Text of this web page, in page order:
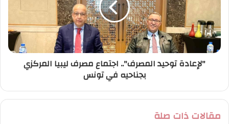
"لإعادة توحيد المصرف".. اجتماع مصرف ليبيا المركزي
بجناحيه في تونس
مقالات ذات صلة